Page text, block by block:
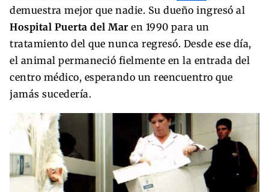
demuestra mejor que nadie. Su dueño ingresó al
Hospital Puerta del Maren 1990 para un
tratamiento del que nunca regresó. Desde ese día,
el animal permaneció fielmente en la entrada del
centro médico, esperando un reencuentro que
jamás sucedería.